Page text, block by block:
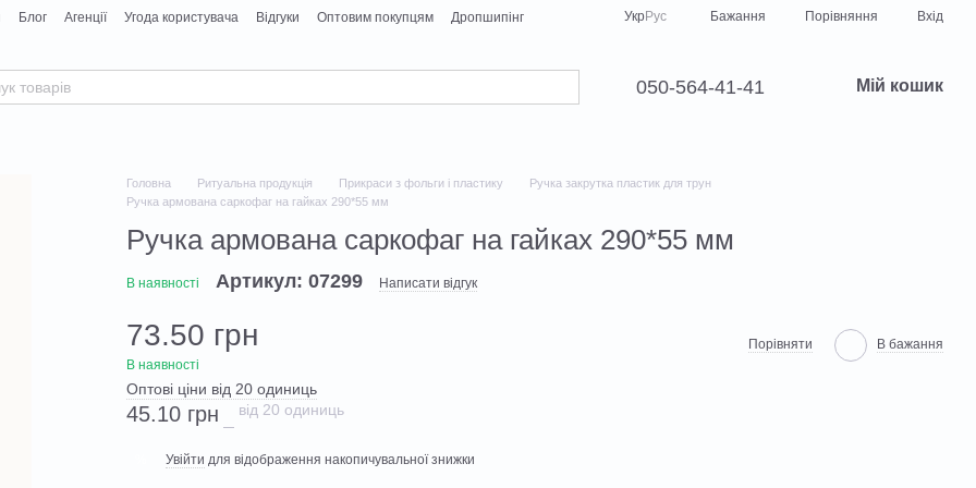
Блог Агенції Угода користувача Відгуки Оптовим покупцям
Дропшипінг
УкрРус Бажання Порівняння Вхід
050-564-41-41 Мій кошик
Головна Ритуальна продукція Прикраси з фольги і пластику
Ручка закрутка пластик для трун
Ручка армована саркофаг на гайках 290*55 мм
Ручка армована саркофаг на гайках 290*55 мм
В наявності Артикул: 07299 Написати відгук
73.50 грн
В наявності
Порівняти В бажання
Оптові ціни від 20 одиниць
45.10 грн від 20 одиниць
Увійти для відображення накопичувальної знижки